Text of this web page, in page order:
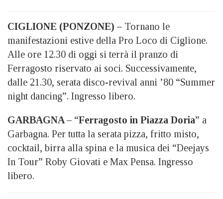
CIGLIONE (PONZONE) – Tornano le
manifestazioni estive della Pro Loco di Ciglione.
Alle ore 12.30 di oggi si terrà il pranzo di
Ferragosto riservato ai soci. Successivamente,
dalle 21.30, serata disco-revival anni ’80 “Summer
night dancing”. Ingresso libero.
GARBAGNA – “Ferragosto in Piazza Doria” a
Garbagna. Per tutta la serata pizza, fritto misto,
cocktail, birra alla spina e la musica dei “Deejays
In Tour” Roby Giovati e Max Pensa. Ingresso
libero.